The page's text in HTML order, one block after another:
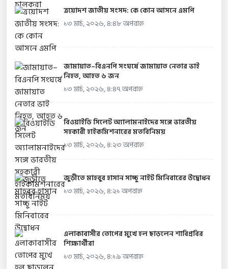
ত্রয়োদশ জাতীয় সংসদ: কে কোন আসনে এমপি
১৩ মার্চ, ২০২৬, ৪:৪৮ অপরাহ্ন
জামায়াত–বিএনপি সংঘর্ষে জামায়াত নেতার ভাই
নিহত, আহত ৬ জন
১৩ মার্চ, ২০২৬, ৪:৪৭ অপরাহ্ন
বিওয়াইডি সিলেট অ্যালামনাইদের সঙ্গে ভারতীয়
সহকারী হাইকমিশনারের মতবিনিময়
১৩ মার্চ, ২০২৬, ৪:২৩ অপরাহ্ন
জুড়ীতে মাহবুব হাসান সাচ্চু নাইট মিনিবারের উদ্বোধন
১৩ মার্চ, ২০২৬, ৪:২১ অপরাহ্ন
এলাকাবাসীর তোপের মুখে হল ছাড়লেন শাবিপ্রবির
শিক্ষার্থীরা
১৩ মার্চ, ২০২৬, ৪:১৯ অপরাহ্ন